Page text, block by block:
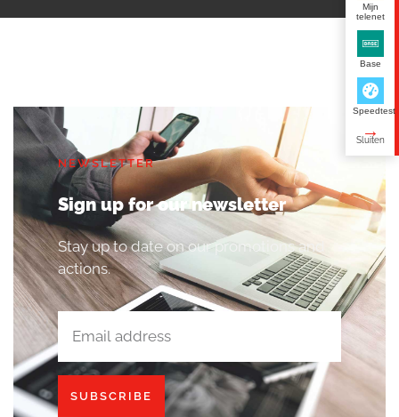
NEWSLETTER
Sign up for our newsletter
Stay up to date on our promotions and
actions.
SUBSCRIBE
Mijn
telenet
Base
Speedtest